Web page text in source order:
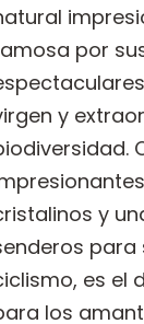
por
y
y
para
es el
los